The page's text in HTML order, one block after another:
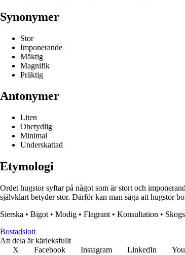
Synonymer
Stor
Imponerande
Mäktig
Magnifik
Präktig
Antonymer
Liten
Obetydlig
Minimal
Underskattad
Etymologi
Ordet hugstor syftar på något som är stort och
självklart betyder stor. Därför kan man säga att hugstor
Sierska • Bigot • Modig • Flagrant • Konsultation •
Bostadslott
Att dela är kärleksfullt
X
Facebook Instagram LinkedIn